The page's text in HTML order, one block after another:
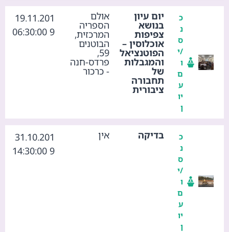
כ
נ
ס
/י
ו
ם
ע
יו
ן
יום עיון
בנושא
צפיפות
אוכלוסין –
הפוטנציאל
והמגבלות
של
תחבורה
ציבורית
אולם
הספריה
המרכזית,
הבוטנים
59,
פרדס-חנה
- כרכור
19.11.201
9 06:30:00
כ
נ
ס
/י
ו
ם
ע
יו
ן
בדיקה אין
31.10.201
9 14:30:00